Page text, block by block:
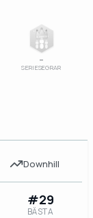
Downhill
#29
BÄSTA
–
SERIESEGRAR